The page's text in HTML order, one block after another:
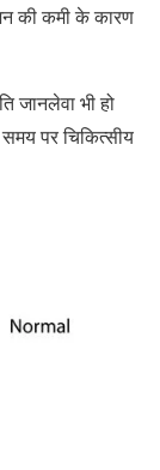
की कमी के कारण
जानलेवा भी हो
पर चिकित्सीय